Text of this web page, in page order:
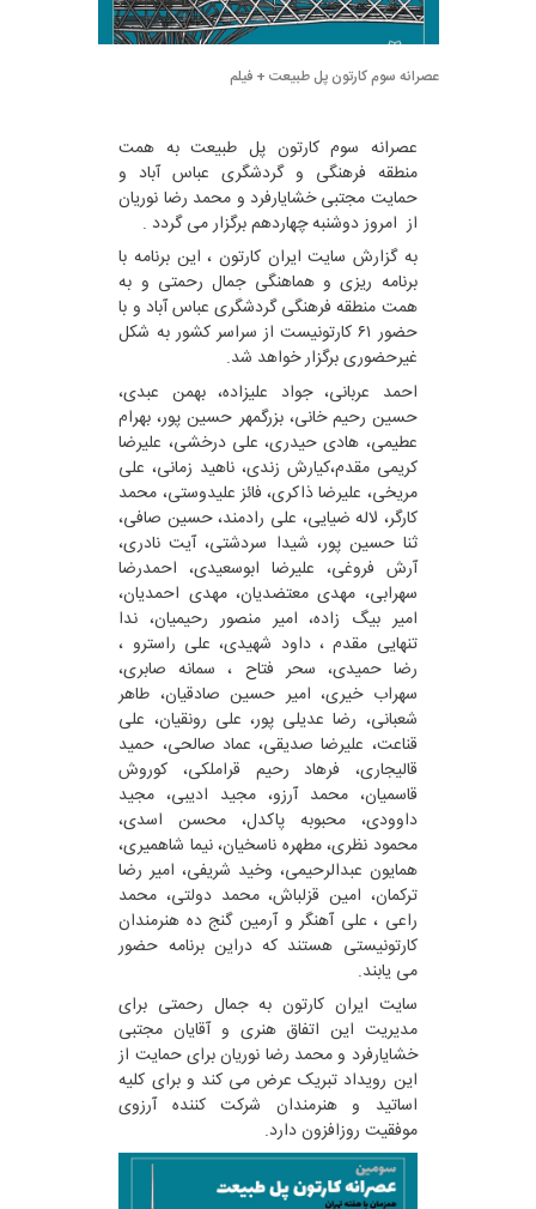
عصرانه سوم کارتون پل طبیعت + فیلم
عصرانه سوم کارتون پل طبیعت به همت
منطقه فرهنگی و گردشگری عباس آباد و
حمایت مجتبی خشایارفرد و محمد رضا نوریان
از امروز دوشنبه چهاردهم برگزار می گردد .
به گزارش سایت ایران کارتون ، این برنامه با
برنامه ریزی و هماهنگی جمال رحمتی و به
همت منطقه فرهنگی گردشگری عباس آباد و با
حضور ۶۱ کارتونیست از سراسر کشور به شکل
غیرحضوری برگزار خواهد شد.
احمد عربانی، جواد علیزاده، بهمن عبدی،
حسین رحیم خانی، بزرگمهر حسین پور، بهرام
عطیمی، هادی حیدری، علی درخشی، علیرضا
کریمی مقدم،کیارش زندی، ناهید زمانی، علی
مریخی، علیرضا ذاکری، فائز علیدوستی، محمد
کارگر، لاله ضیایی، علی رادمند، حسین صافی،
ثنا حسین پور، شیدا سردشتی، آیت نادری،
آرش فروغی، علیرضا ابوسعیدی، احمدرضا
سهرابی، مهدی معتضدیان، مهدی احمدیان،
امیر بیگ زاده، امیر منصور رحیمیان، ندا
تنهایی مقدم ، داود شهیدی، علی راسترو ،
رضا حمیدی، سحر فتاح ، سمانه صابری،
سهراب خیری، امیر حسین صادقیان، طاهر
شعبانی، رضا عدیلی پور، علی رونقیان، علی
قناعت، علیرضا صدیقی، عماد صالحی، حمید
قالیجاری، فرهاد رحیم قراملکی، کوروش
قاسمیان، محمد آرزو، مجید ادیبی، مجید
داوودی، محبوبه پاکدل، محسن اسدی،
محمود نظری، مطهره ناسخیان، نیما شاهمیری،
همایون عبدالرحیمی، وخید شریفی، امیر رضا
ترکمان، امین قزلباش، محمد دولتی، محمد
راعی ، علی آهنگر و آرمین گنج ده هنرمندان
کارتونیستی هستند که دراین برنامه حضور
می یابند.
سایت ایران کارتون به جمال رحمتی برای
مدیریت این اتفاق هنری و آقایان مجتبی
خشایارفرد و محمد رضا نوریان برای حمایت از
این رویداد تبریک عرض می کند و برای کلیه
اساتید و هنرمندان شرکت کننده آرزوی
موفقیت روزافزون دارد.